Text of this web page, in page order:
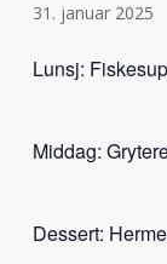
31. januar 2025
Lunsj:
Middag:
Dessert: